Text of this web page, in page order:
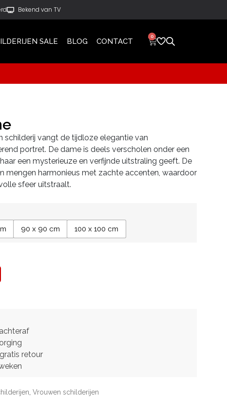
Bekend van TV
SALE BLOG CONTACT
0
schilderij vangt de tijdloze elegantie van
portret. De dame is deels verscholen onder een
een mysterieuze en verfijnde uitstraling geeft. De
mengen harmonieus met zachte accenten, waardoor
sfeer uitstraalt.
90 x 90 cm 100 x 100 cm
retour
Vrouwen schilderijen